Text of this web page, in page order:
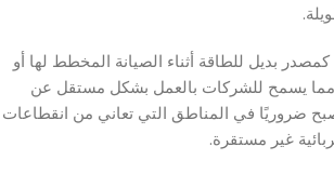
بديل للطاقة أثناء الصيانة المخطط لها أو
مما يسمح للشركات بالعمل بشكل مستقل عن
ضروريًا في المناطق التي تعاني من انقطاعات
غير مستقرة.